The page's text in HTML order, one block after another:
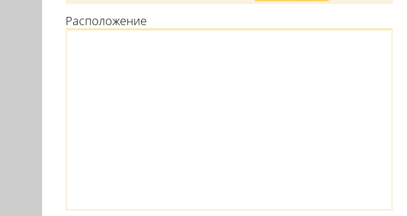
Расположение